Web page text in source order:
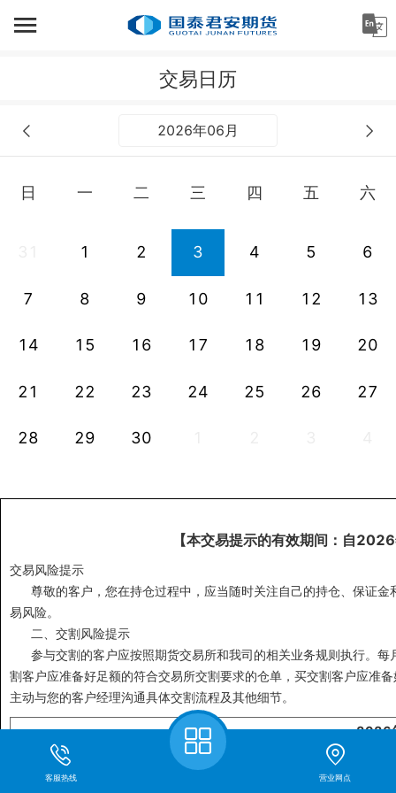
首页
机构金融
产业服务
个人客户
投资者教育
交易日历
2026年06月
日 一 二 三 四 五 六
1 2 3 4 5 6
7 8 9 10 11 12 13
14 15 16 17 18 19 20
21 22 23 24 25 26 27
28 29 30
【本交易提示的有效期间：自
交易风险提示
尊敬的客户，您在持仓过程中，应当随时关注自己的持仓、保证金
易风险。
二、交割风险提示
参与交割的客户应按照期货交易所和我司的相关业务规则执行。每
割客户应准备好足额的符合交易所交割要求的仓单，买交割客户应准
主动与您的客户经理沟通具体交割流程及其他细节。
2026
交易所 代码 交易保证金比例
客服热线 营业网点